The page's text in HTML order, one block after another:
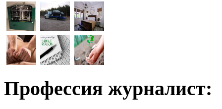
Профессия журналист: